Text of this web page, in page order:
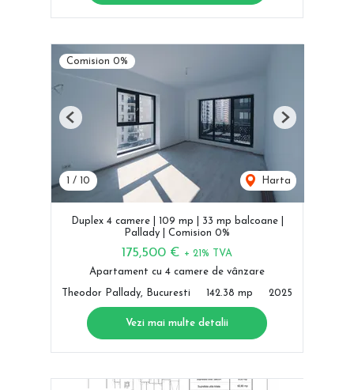
Comision 0%
1 / 10 Harta
Previous Next
Duplex 4 camere | 109 mp | 33 mp balcoane |
Pallady | Comision 0%
175,500 € + 21% TVA
Apartament cu 4 camere de vânzare
Theodor Pallady, Bucuresti 142.38 mp 2025
Vezi mai multe detalii